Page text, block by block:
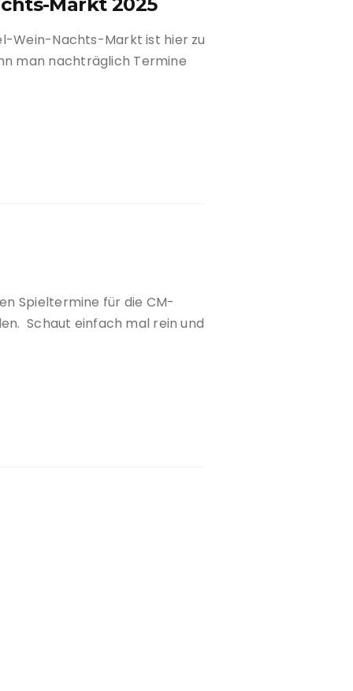
Wein-Nachts-Markt ist hier zu
man nachträglich Termine
Spieltermine für die CM-
Schaut einfach mal rein und